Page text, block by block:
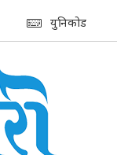
युनिकोड